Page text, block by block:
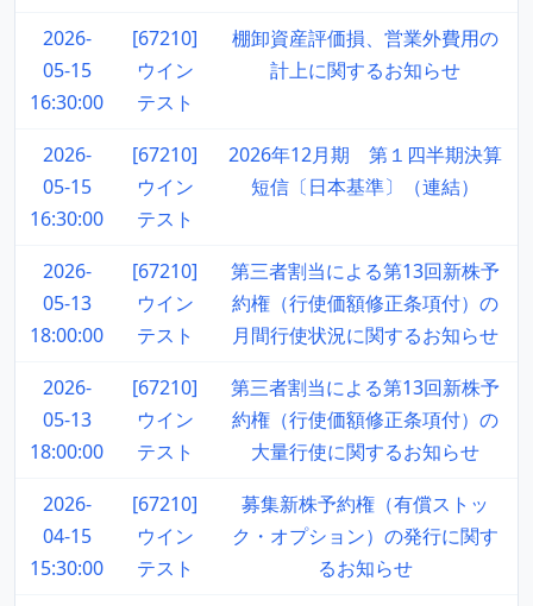
2026-
05-15
16:30:00
[67210]
ウイン
テスト
棚卸資産評価損、営業外費用の
計上に関するお知らせ
2026-
05-15
16:30:00
[67210]
ウイン
テスト
2026年12月期 第１四半期決算
短信〔日本基準〕（連結）
2026-
05-13
18:00:00
[67210]
ウイン
テスト
第三者割当による第13回新株予
約権（行使価額修正条項付）の
月間行使状況に関するお知らせ
2026-
05-13
18:00:00
[67210]
ウイン
テスト
第三者割当による第13回新株予
約権（行使価額修正条項付）の
大量行使に関するお知らせ
2026-
04-15
15:30:00
[67210]
ウイン
テスト
募集新株予約権（有償ストッ
ク・オプション）の発行に関す
るお知らせ